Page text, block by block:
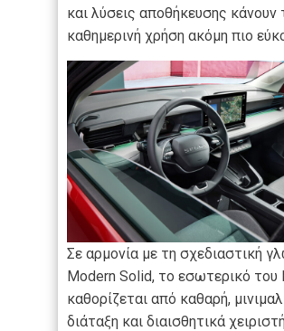
και λύσεις αποθήκευσης κάνουν
καθημερινή χρήση ακόμη πιο
Σε αρμονία με τη σχεδιαστική
Modern Solid, το εσωτερικό του
καθορίζεται από καθαρή,
διάταξη και διαισθητικά